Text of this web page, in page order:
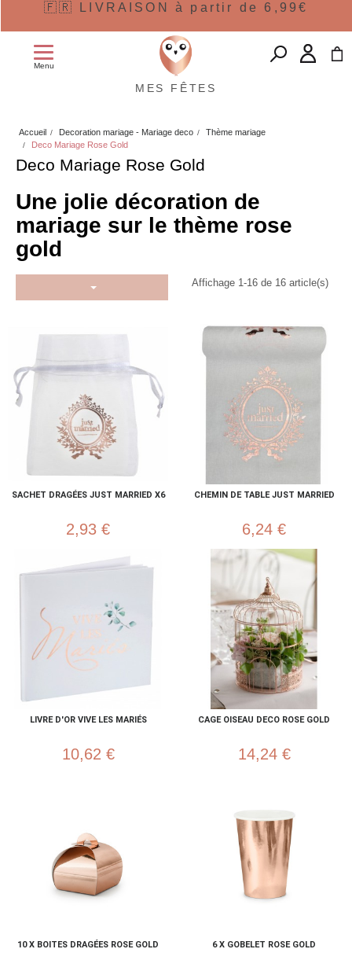
🇫🇷 LIVRAISON à partir de 6,99€
Menu
MES FÊTES
Accueil Decoration mariage - Mariage deco
Thème mariage
Deco Mariage Rose Gold
Deco Mariage Rose Gold
Une jolie décoration de
mariage sur le thème rose
gold
Affichage 1-16 de 16 article(s)
SACHET DRAGÉES JUST MARRIED X6
2,93 €
CHEMIN DE TABLE JUST MARRIED
6,24 €
LIVRE D'OR VIVE LES MARIÉS
10,62 €
CAGE OISEAU DECO ROSE GOLD
14,24 €
10 X BOITES DRAGÉES ROSE GOLD 6 X GOBELET ROSE GOLD